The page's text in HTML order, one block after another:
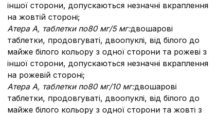
іншої сторони, допускаються незначні вкраплення
на жовтій стороні;
Атера А, таблетки по80 мг/5 мг:двошарові
таблетки, продовгуваті, двоопуклі, від білого до
майже білого кольору з одної сторони та рожеві з
іншої сторони, допускаються незначні вкраплення
на рожевій стороні;
Атера А, таблетки по80 мг/10 мг:двошарові
таблетки, продовгуваті, двоопуклі, від білого до
майже білого кольору з одної сторони та жовті з